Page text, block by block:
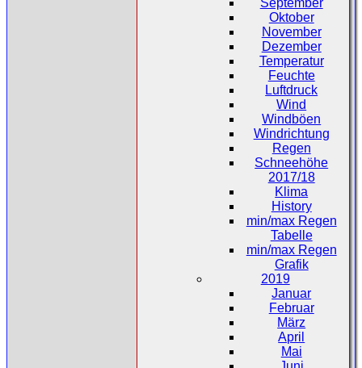
Oktober
November
Dezember
Temperatur
Feuchte
Luftdruck
Wind
Windböen
Windrichtung
Regen
Schneehöhe
2017/18
Klima
History
min/max Regen
Tabelle
min/max Regen
Grafik
2019
Januar
Februar
März
April
Mai